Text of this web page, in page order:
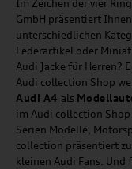
Im Zeichen der vier
GmbH präsentiert
unterschiedlichen
Lederartikel oder
Audi Jacke für Herren?
Audi collection Shop
Audi A4 als
im Audi collection
Serien Modelle,
collection präsentiert
kleinen Audi Fans. Und